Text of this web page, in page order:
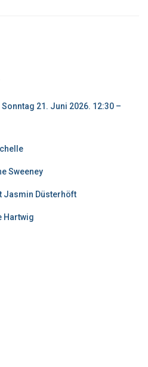
21. Juni 2026. 12:30 –
Sweeney
Jasmin Düsterhöft
Hartwig